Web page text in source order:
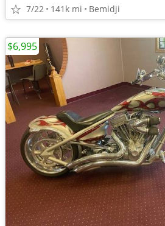
7/22 141k mi Bemidji
$6,995